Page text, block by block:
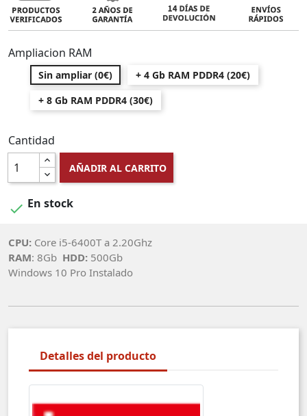
Ampliacion RAM
Sin ampliar (0€)
+ 4 Gb RAM PDDR4 (20€)
+ 8 Gb RAM PDDR4 (30€)
Cantidad
AÑADIR AL CARRITO
 En stock
CPU: Core i5-6400T a 2.20Ghz
RAM: 8Gb HDD: 500Gb
Windows 10 Pro Instalado
Detalles del producto